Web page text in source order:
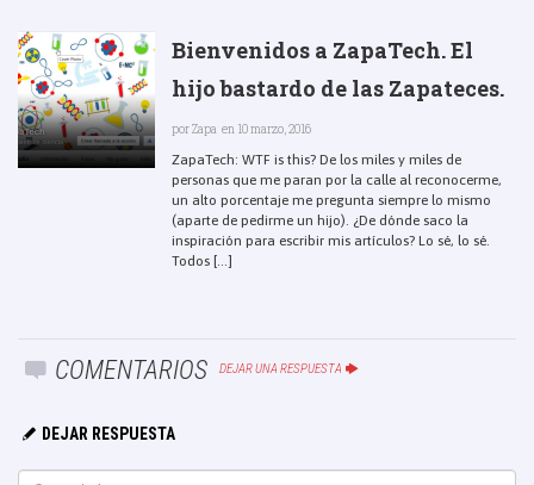
Bienvenidos a ZapaTech. El
hijo bastardo de las Zapateces.
porZapa en 10 marzo, 2016
ZapaTech: WTF is this? De los miles y miles de
personas que me paran por la calle al reconocerme,
un alto porcentaje me pregunta siempre lo mismo
(aparte de pedirme un hijo). ¿De dónde saco la
inspiración para escribir mis artículos? Lo sé, lo sé.
Todos [...]
COMENTARIOS DEJAR UNA RESPUESTA
DEJAR RESPUESTA